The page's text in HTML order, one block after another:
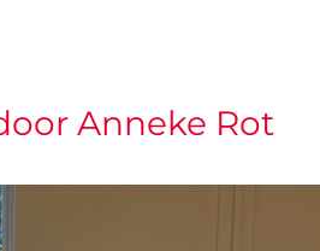
Anneke Rot